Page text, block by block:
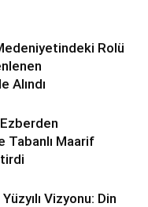
Rolü
Alındı
Tabanlı Maarif
Vizyonu: Din